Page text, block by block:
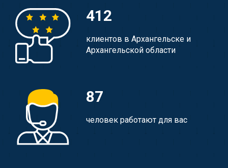
412
клиентов в Архангельске и
Архангельской области
87
человек работают для вас